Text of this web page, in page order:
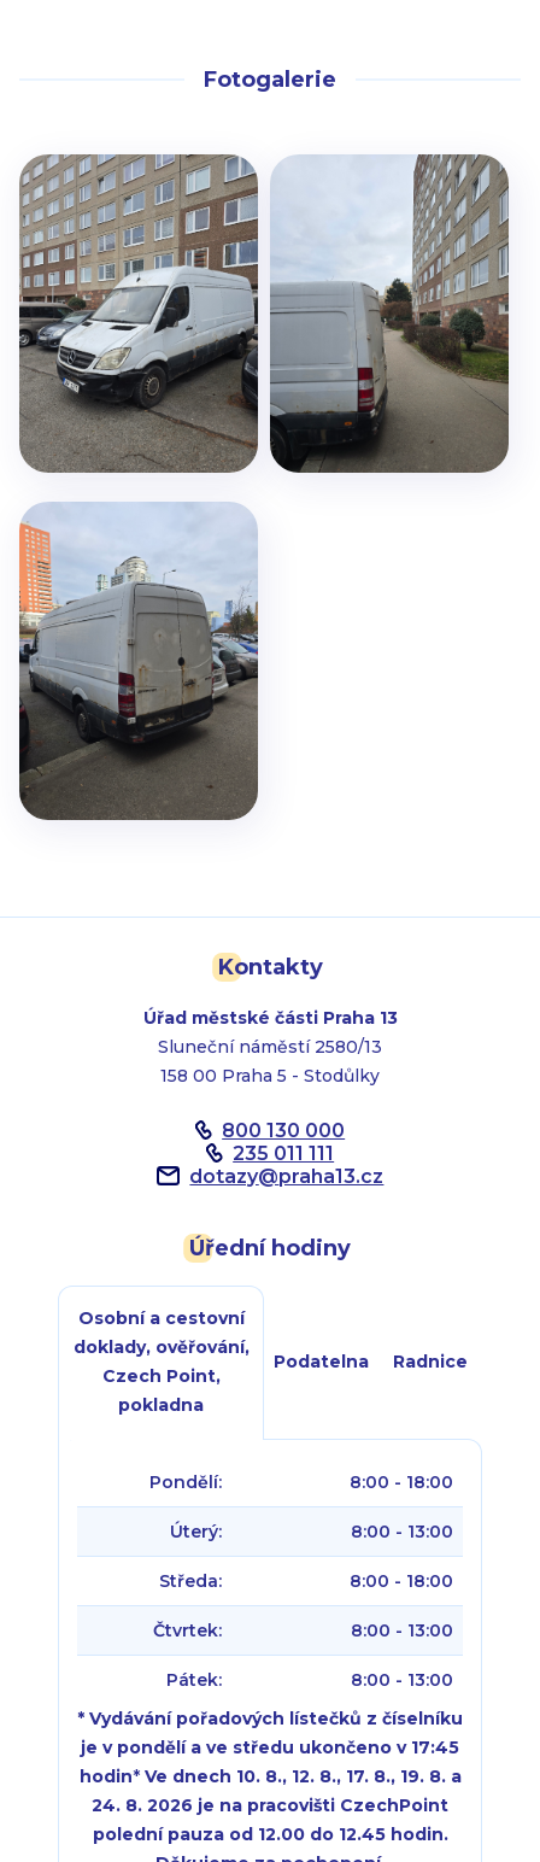
Fotogalerie
Kontakty
Úřad městské části Praha 13
Sluneční náměstí 2580/13
158 00 Praha 5 - Stodůlky
800 130 000
235 011 111
dotazy@praha13.cz
Úřední hodiny
Osobní a cestovní
doklady, ověřování,
Czech Point,
pokladna
Podatelna Radnice
Pondělí: 8:00 - 18:00
Úterý: 8:00 - 13:00
Středa: 8:00 - 18:00
Čtvrtek: 8:00 - 13:00
Pátek:
8:00 - 13:00
* Vydávání pořadových lístečků z číselníku
je v pondělí a ve středu ukončeno v 17:45
hodin* Ve dnech 10. 8., 12. 8., 17. 8., 19. 8. a
24. 8. 2026 je na pracovišti CzechPoint
polední pauza od 12.00 do 12.45 hodin.